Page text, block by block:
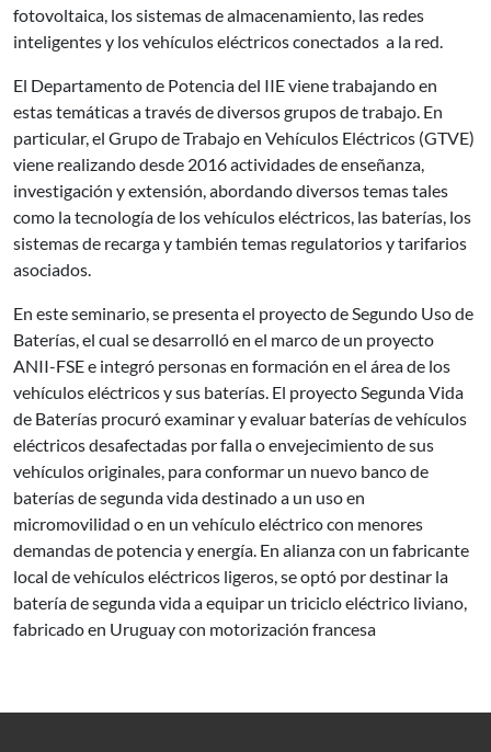
fotovoltaica, los sistemas de almacenamiento, las redes
inteligentes y los vehículos eléctricos conectados a la red.
El Departamento de Potencia del IIE viene trabajando en
estas temáticas a través de diversos grupos de trabajo. En
particular, el Grupo de Trabajo en Vehículos Eléctricos (GTVE)
viene realizando desde 2016 actividades de enseñanza,
investigación y extensión, abordando diversos temas tales
como la tecnología de los vehículos eléctricos, las baterías, los
sistemas de recarga y también temas regulatorios y tarifarios
asociados.
En este seminario, se presenta el proyecto de Segundo Uso de
Baterías, el cual se desarrolló en el marco de un proyecto
ANII-FSE e integró personas en formación en el área de los
vehículos eléctricos y sus baterías. El proyecto Segunda Vida
de Baterías procuró examinar y evaluar baterías de vehículos
eléctricos desafectadas por falla o envejecimiento de sus
vehículos originales, para conformar un nuevo banco de
baterías de segunda vida destinado a un uso en
micromovilidad o en un vehículo eléctrico con menores
demandas de potencia y energía. En alianza con un fabricante
local de vehículos eléctricos ligeros, se optó por destinar la
batería de segunda vida a equipar un triciclo eléctrico liviano,
fabricado en Uruguay con motorización francesa